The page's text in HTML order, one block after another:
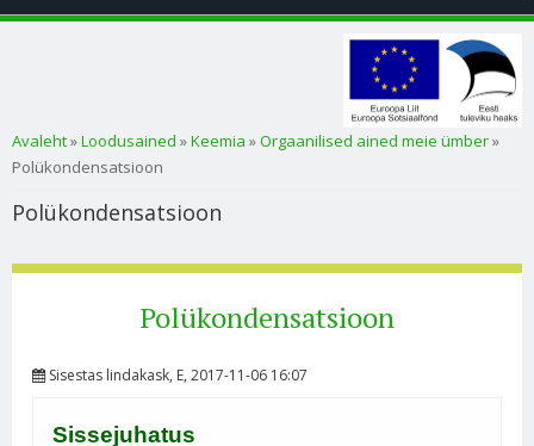
Sa oled siin
Avaleht»Loodusained »Keemia »Orgaanilised ained meie ümber»
Polükondensatsioon
Polükondensatsioon
Polükondensatsioon
Sisestas lindakask, E, 2017-11-06 16:07